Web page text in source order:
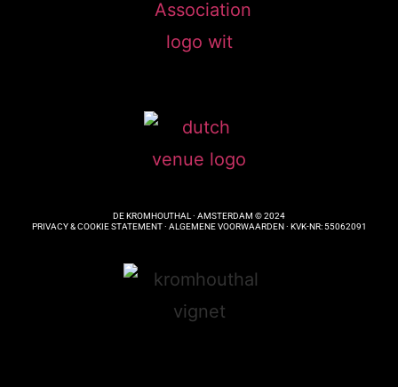
DE KROMHOUTHAL · AMSTERDAM © 2024
PRIVACY & COOKIE STATEMENT · ALGEMENE VOORWAARDEN · KVK-NR: 55062091